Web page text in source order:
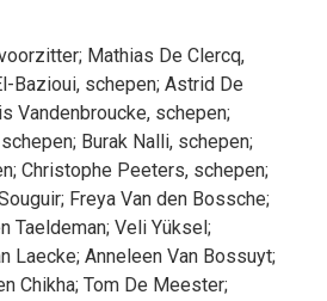
; Mathias De Clercq,
Bazioui, schepen; Astrid De
Vandenbroucke, schepen;
; Burak Nalli, schepen;
; Christophe Peeters, schepen;
; Freya Van den Bossche;
Taeldeman; Veli Yüksel;
Laecke; Anneleen Van Bossuyt;
Chikha; Tom De Meester;